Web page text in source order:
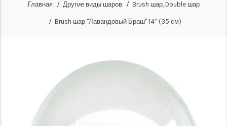
Главная Другие виды шаров Brush шар, Double шар
Brush шар "Лавандовый Браш" 14” (35 см)